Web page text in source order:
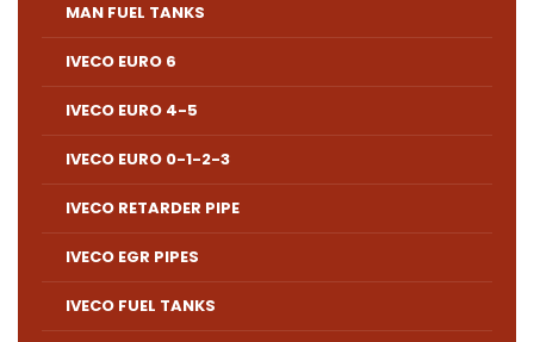
MAN FUEL TANKS
IVECO EURO 6
IVECO EURO 4-5
IVECO EURO 0-1-2-3
IVECO RETARDER PIPE
IVECO EGR PIPES
IVECO FUEL TANKS